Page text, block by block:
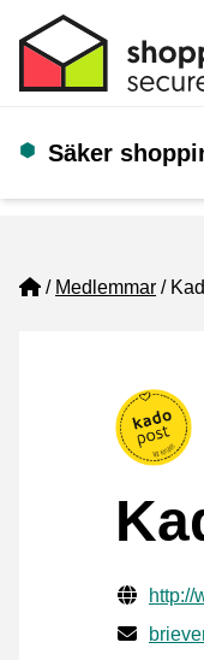
Säker
Home
Medlemmar
http://
E-post